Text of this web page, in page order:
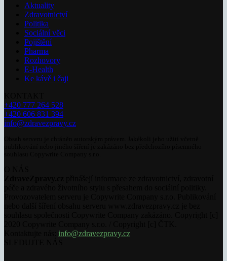
Aktuality
Zdravotnictví
Politika
Sociální věci
Pojištění
Pharma
Rozhovory
E-Health
Ke kávě i čaji
+420 777 264 528
+420 606 831 394
info@zdravezpravy.cz
info@zdravezpravy.cz